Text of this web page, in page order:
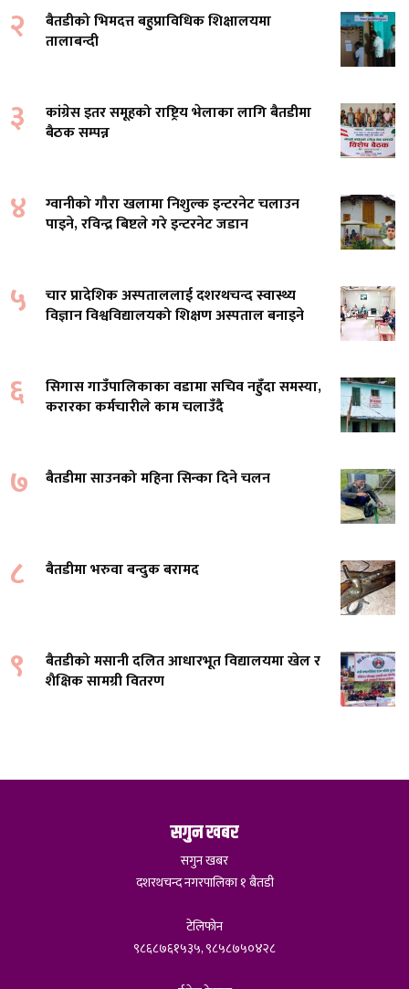
२
बैतडीको भिमदत्त बहुप्राविधिक शिक्षालयमा
तालाबन्दी
३
कांग्रेस इतर समूहको राष्ट्रिय भेलाका लागि बैतडीमा
बैठक सम्पन्न
४
ग्वानीको गौरा खलामा निशुल्क इन्टरनेट चलाउन
पाइने, रविन्द्र बिष्टले गरे इन्टरनेट जडान
५
चार प्रादेशिक अस्पताललाई दशरथचन्द स्वास्थ्य
विज्ञान विश्वविद्यालयको शिक्षण अस्पताल बनाइने
६
सिगास गाउँपालिकाका वडामा सचिव नहुँदा समस्या,
करारका कर्मचारीले काम चलाउँदै
७ बैतडीमा साउनको महिना सिन्का दिने चलन
८ बैतडीमा भरुवा बन्दुक बरामद
९
बैतडीको मसानी दलित आधारभूत विद्यालयमा खेल र
शैक्षिक सामग्री वितरण
सगुन खबर
सगुन खबर
दशरथचन्द नगरपालिका १ बैतडी
टेलिफोन
९८६८७६१५३५, ९८५८७५०४२८